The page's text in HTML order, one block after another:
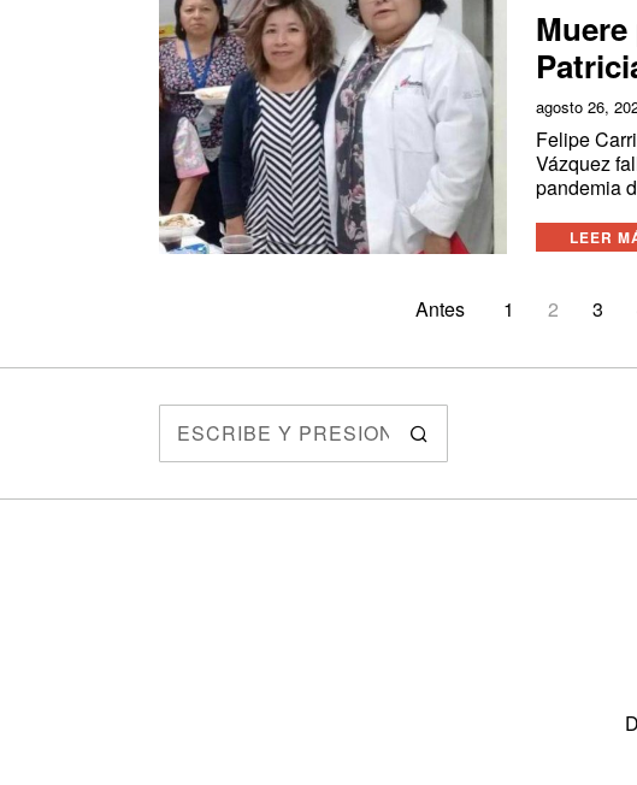
agosto 26,
Felipe
Vázquez
pandemia
LEER
Antes 1 2 3